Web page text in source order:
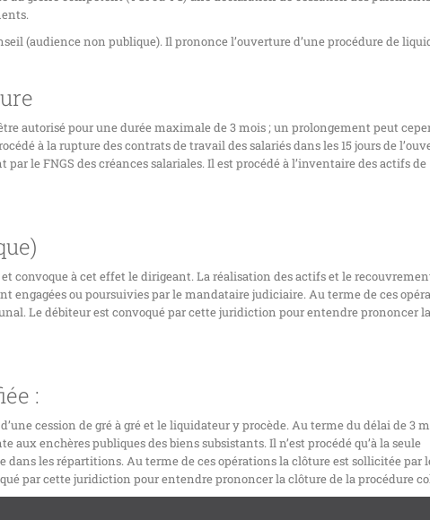
(audience non publique). Il prononce l’ouverture d’une procédure de
autorisé pour une durée maximale de 3 mois ; un prolongement peut
à la rupture des contrats de travail des salariés dans les 15 jours de
le FNGS des créances salariales. Il est procédé à l’inventaire des actifs de
convoque à cet effet le dirigeant. La réalisation des actifs et le
engagées ou poursuivies par le mandataire judiciaire. Au terme de ces
Le débiteur est convoqué par cette juridiction pour entendre prononcer
:
cession de gré à gré et le liquidateur y procède. Au terme du délai de 3
aux enchères publiques des biens subsistants. Il n’est procédé qu’à la seule
les répartitions. Au terme de ces opérations la clôture est sollicitée par
par cette juridiction pour entendre prononcer la clôture de la procédure